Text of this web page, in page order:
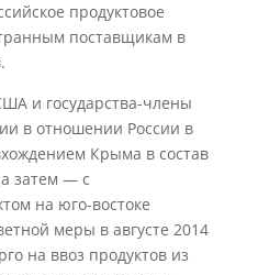
продуктовое
поставщикам в
и государства-члены
в отношении России в
Крыма в состав
затем — с
на юго-востоке
меры в августе 2014
на ввоз продуктов из